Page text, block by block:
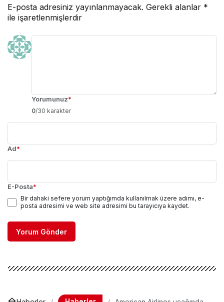
E-posta adresiniz yayınlanmayacak. Gerekli alanlar *
ile işaretlenmişlerdir
Yorumunuz*
0/30 karakter
Ad*
E-Posta*
Bir dahaki sefere yorum yaptığımda kullanılmak üzere adımı, e-
posta adresimi ve web site adresimi bu tarayıcıya kaydet.
Yorum Gönder